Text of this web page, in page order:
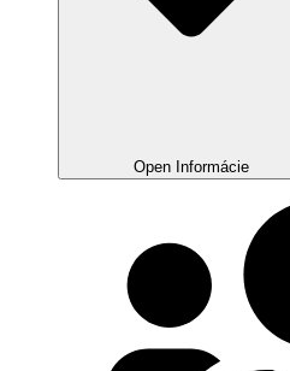
Open Informácie